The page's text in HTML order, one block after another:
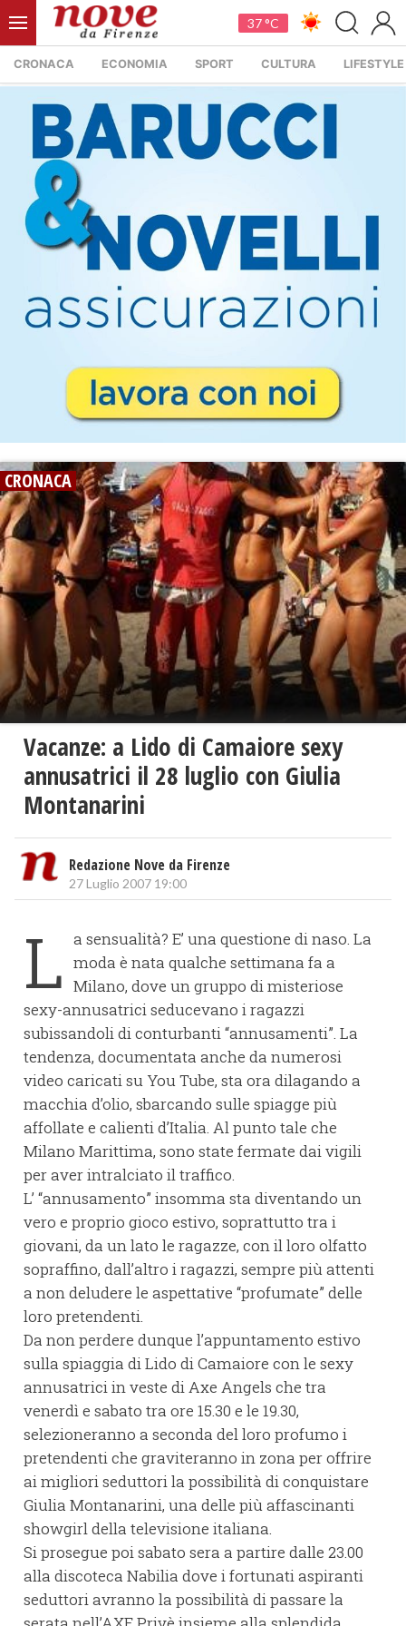
37 °C
CRONACA ECONOMIA SPORT CULTURA LIFESTYLE
CRONACA
Vacanze: a Lido di Camaiore sexy
annusatrici il 28 luglio con Giulia
Montanarini
Redazione Nove da Firenze
27 Luglio 2007 19:00
L a sensualità? E’ una questione di naso. La
moda è nata qualche settimana fa a
Milano, dove un gruppo di misteriose
sexy-annusatrici seducevano i ragazzi
subissandoli di conturbanti “annusamenti”. La
tendenza, documentata anche da numerosi
video caricati su You Tube, sta ora dilagando a
macchia d’olio, sbarcando sulle spiagge più
affollate e calienti d’Italia. Al punto tale che
Milano Marittima, sono state fermate dai vigili
per aver intralciato il traffico.
L’ “annusamento” insomma sta diventando un
vero e proprio gioco estivo, soprattutto tra i
giovani, da un lato le ragazze, con il loro olfatto
sopraffino, dall’altro i ragazzi, sempre più attenti
a non deludere le aspettative “profumate” delle
loro pretendenti.
Da non perdere dunque l’appuntamento estivo
sulla spiaggia di Lido di Camaiore con le sexy
annusatrici in veste di Axe Angels che tra
venerdì e sabato tra ore 15.30 e le 19.30,
selezioneranno a seconda del loro profumo i
pretendenti che graviteranno in zona per offrire
ai migliori seduttori la possibilità di conquistare
Giulia Montanarini, una delle più affascinanti
showgirl della televisione italiana.
Si prosegue poi sabato sera a partire dalle 23.00
alla discoteca Nabilia dove i fortunati aspiranti
seduttori avranno la possibilità di passare la